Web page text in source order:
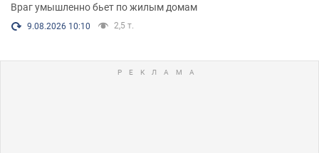
Враг умышленно бьет по жилым домам
9.08.2026 10:10 2,5 т.